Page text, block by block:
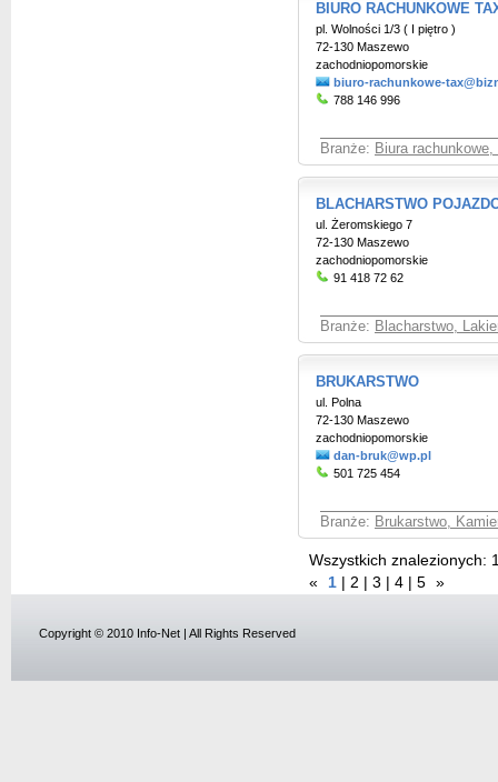
BIURO RACHUNKOWE
pl. Wolności 1/3 ( I piętro )
72-130 Maszewo
zachodniopomorskie
biuro-rachunkowe-
788 146 996
Branże: Biura
BLACHARSTWO
ul. Żeromskiego 7
72-130 Maszewo
zachodniopomorskie
91 418 72 62
Branże: Blacharstwo,
BRUKARSTWO
ul. Polna
72-130 Maszewo
zachodniopomorskie
dan-bruk@wp.pl
501 725 454
Branże: Brukarstwo,
Wszystkich znalezionych:
«
1 2 3 4 5 »
Copyright © 2010 Info-Net | All Rights Reserved